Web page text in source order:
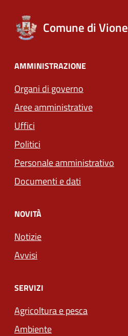
Comune di Vione
AMMINISTRAZIONE
Organi di governo
Aree amministrative
Uffici
Politici
Personale amministrativo
Documenti e dati
NOVITÀ
Notizie
Avvisi
SERVIZI
Agricoltura e pesca
Ambiente